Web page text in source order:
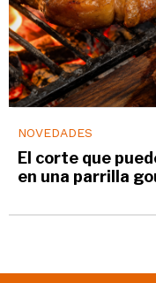
NOVEDADES
El corte que
en una parrilla